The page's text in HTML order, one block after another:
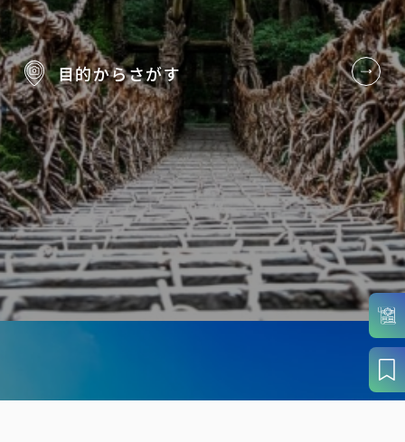
目的からさがす